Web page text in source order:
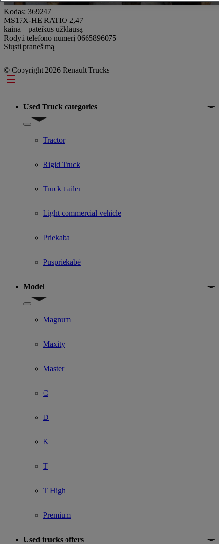
Kodas: 369247
MS17X-HE RATIO 2,47
kaina – pateikus užklausą
Rodyti telefono numerį 0665896075
Siųsti pranešimą
© Copyright 2026 Renault Trucks
Footer
Used Truck categories
Show submenu for Used Truck categories
Tractor
Rigid Truck
Truck trailer
Light commercial vehicle
Priekaba
Puspriekabė
Model
Show submenu for Model
Magnum
Maxity
Master
C
D
K
T
T High
Premium
Used trucks offers